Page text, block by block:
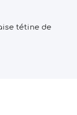
tétine de